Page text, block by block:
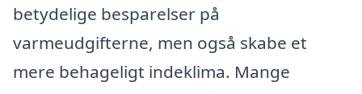
betydelige besparelser på
varmeudgifterne, men også skabe et
mere behageligt indeklima. Mange